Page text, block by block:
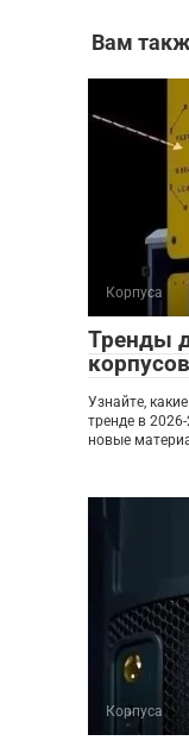
Вам
Корпуса
Тренды
Узнайте,
тренде в
новые
Корпуса